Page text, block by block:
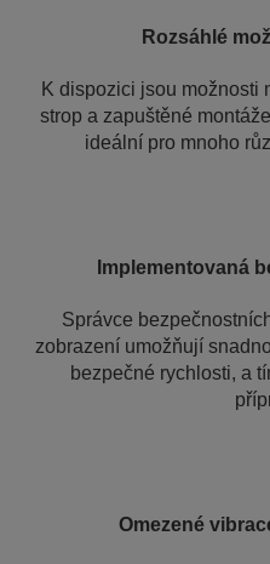
Rozsáhlé
K dispozici jsou možnosti
strop a zapuštěné
ideální pro mnoho
Implementovaná
Správce
zobrazení umožňují
bezpečné rychlosti, a
Omezené